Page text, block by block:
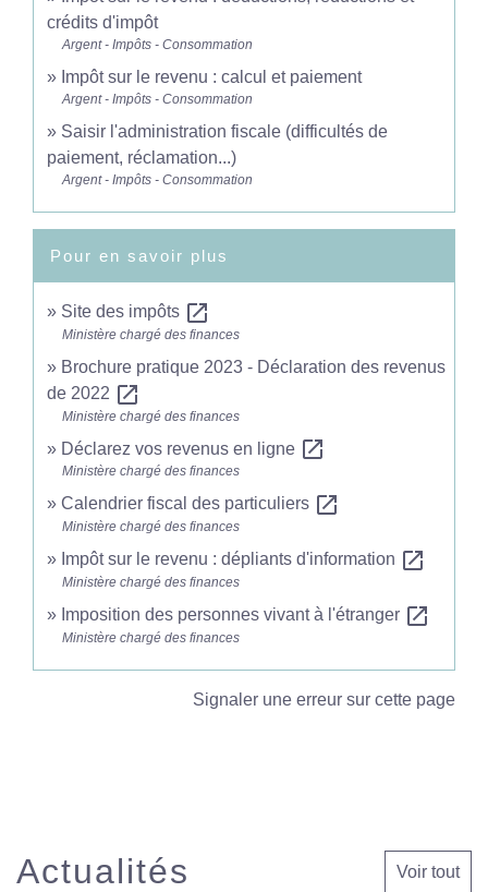
crédits d'impôt
Argent - Impôts - Consommation
Impôt sur le revenu : calcul et paiement
Argent - Impôts - Consommation
Saisir l'administration fiscale (difficultés de
paiement, réclamation...)
Argent - Impôts - Consommation
Pour en savoir plus
Site des impôts open_in_new
Ministère chargé des finances
Brochure pratique 2023 - Déclaration des revenus
de 2022 open_in_new
Ministère chargé des finances
Déclarez vos revenus en ligne open_in_new
Ministère chargé des finances
Calendrier fiscal des particuliers open_in_new
Ministère chargé des finances
Impôt sur le revenu : dépliants d'information open_in_new
Ministère chargé des finances
Imposition des personnes vivant à l'étranger open_in_new
Ministère chargé des finances
Signaler une erreur sur cette page
Actualités Voir tout